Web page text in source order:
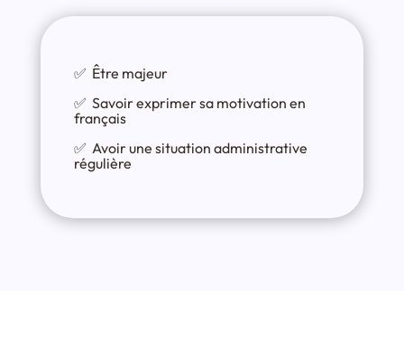
✅ Être majeur
✅ Savoir exprimer sa motivation en
français
✅ Avoir une situation administrative
régulière